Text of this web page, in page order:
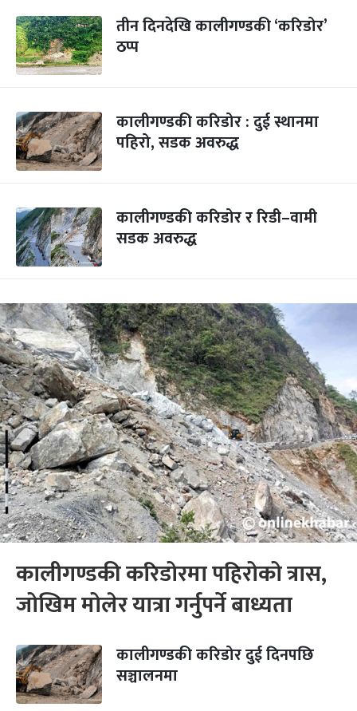
तीन दिनदेखि कालीगण्डकी ‘करिडोर’
ठप्प
कालीगण्डकी करिडोर : दुई स्थानमा
पहिरो, सडक अवरुद्ध
कालीगण्डकी करिडोर र रिडी–वामी
सडक अवरुद्ध
कालीगण्डकी करिडोरमा पहिरोको त्रास,
जोखिम मोलेर यात्रा गर्नुपर्ने बाध्यता
कालीगण्डकी करिडोर दुई दिनपछि
सञ्चालनमा